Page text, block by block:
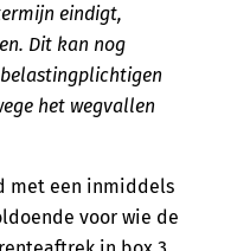
eindigt,
Dit kan nog
belastingplichtigen
het wegvallen
met een inmiddels
voor wie de